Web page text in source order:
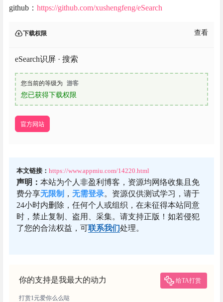
github： https://github.com/xushengfeng/eSearch
下载权限 查看
eSearch识屏 · 搜索
您当前的等级为 游客
您已获得下载权限
官方网站
本文链接： https://www.appmiu.com/14220.html
声明： 本站为个人非盈利博客，资源均网络收集且免
费分享无限制 ， 无需登录。资源仅供测试学习，请于
24小时内删除，任何个人或组织，在未征得本站同意
时，禁止复制、盗用、采集。请支持正版！如若侵犯
了您的合法权益，可联系我们处理。
你的支持是我最大的动力 给TA打赏
打赏1元爱你么么哒